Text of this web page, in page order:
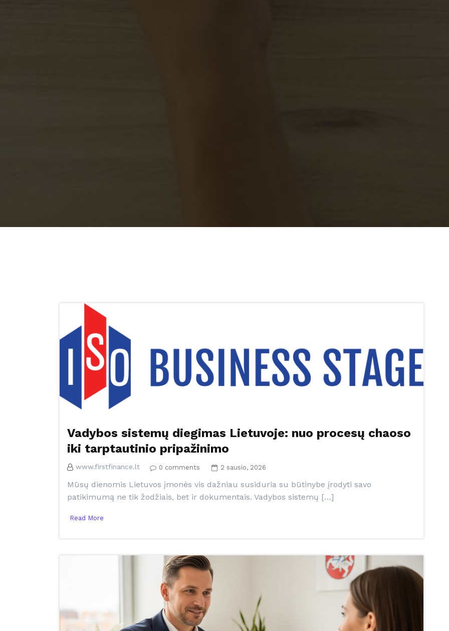
Vadybos sistemų diegimas Lietuvoje: nuo procesų chaoso
iki tarptautinio pripažinimo
www.firstfinance.lt 0 comments 2 sausio, 2026
Mūsų dienomis Lietuvos įmonės vis dažniau susiduria su būtinybe įrodyti savo
patikimumą ne tik žodžiais, bet ir dokumentais. Vadybos sistemų […]
Read More